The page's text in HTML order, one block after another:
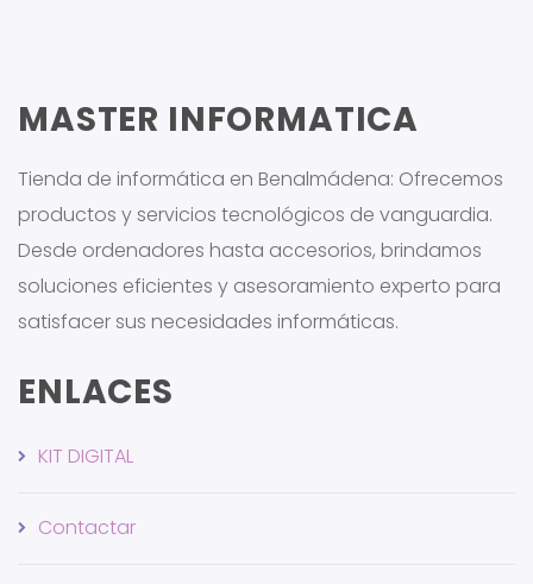
MASTER INFORMATICA
Tienda de informática en Benalmádena: Ofrecemos
productos y servicios tecnológicos de vanguardia.
Desde ordenadores hasta accesorios, brindamos
soluciones eficientes y asesoramiento experto para
satisfacer sus necesidades informáticas.
ENLACES
KIT DIGITAL
Contactar